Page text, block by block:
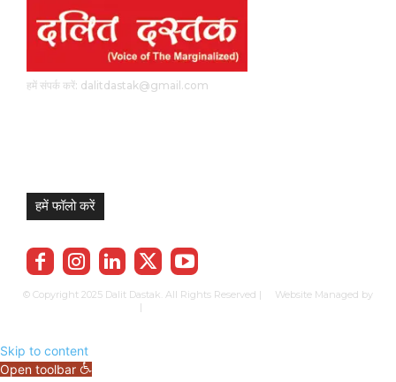
हमें संपर्क करें: dalitdastak@gmail.com
हमें फॉलो करें
© Copyright 2025 Dalit Dastak. All Rights Reserved | Website Managed by
|
Skip to content
Open toolbar